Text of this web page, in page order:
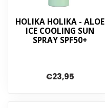
HOLIKA HOLIKA - ALOE
ICE COOLING SUN
SPRAY SPF50+
€23,95